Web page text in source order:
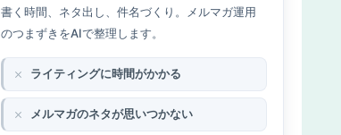
書く時間、ネタ出し、件名づくり。メルマガ運用
のつまずきをAIで整理します。
ライティングに時間がかかる
メルマガのネタが思いつかない